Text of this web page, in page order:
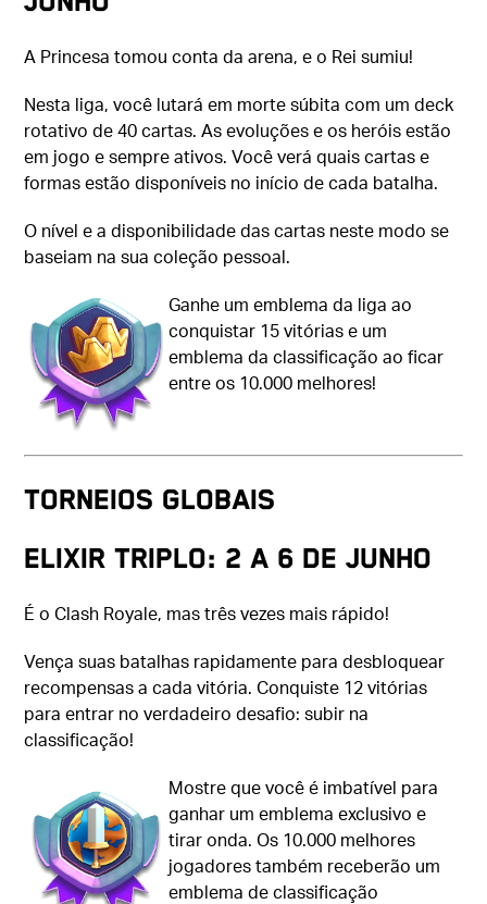
A Princesa tomou conta da arena, e o Rei sumiu!
Nesta liga, você lutará em morte súbita com um deck
rotativo de 40 cartas. As evoluções e os heróis estão
em jogo e sempre ativos. Você verá quais cartas e
formas estão disponíveis no início de cada batalha.
O nível e a disponibilidade das cartas neste modo se
baseiam na sua coleção pessoal.
Ganhe um emblema da liga ao
conquistar 15 vitórias e um
emblema da classificação ao ficar
entre os 10.000 melhores!
TORNEIOS GLOBAIS
Elixir triplo: 2 a 6 de junho
É o Clash Royale, mas três vezes mais rápido!
Vença suas batalhas rapidamente para desbloquear
recompensas a cada vitória. Conquiste 12 vitórias
para entrar no verdadeiro desafio: subir na
classificação!
Mostre que você é imbatível para
ganhar um emblema exclusivo e
tirar onda. Os 10.000 melhores
jogadores também receberão um
emblema de classificação